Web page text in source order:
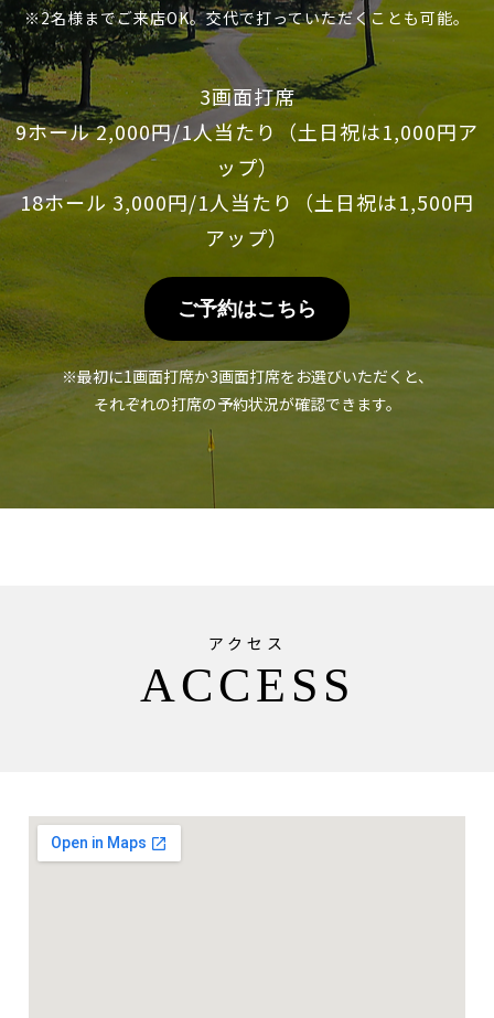
※2名様までご来店OK。交代で打っていただくことも可能。
3画面打席
9ホール 2,000円/1人当たり（土日祝は1,000円ア
ップ）
18ホール 3,000円/1人当たり（土日祝は1,500円
アップ）
ご予約はこちら
※最初に1画面打席か3画面打席をお選びいただくと、
それぞれの打席の予約状況が確認できます。
アクセス
ACCESS